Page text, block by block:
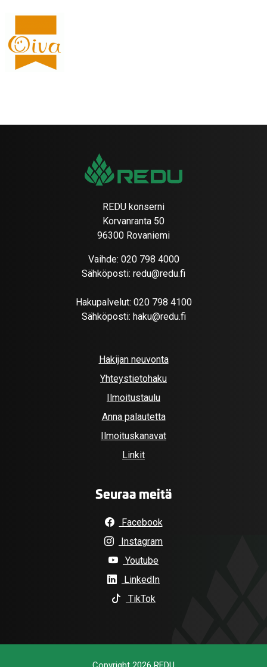
REDU konserni
Korvanranta 50
96300 Rovaniemi
Vaihde: 020 798 4000
Sähköposti: redu@redu.fi
Hakupalvelut: 020 798 4100
Sähköposti: haku@redu.fi
Hakijan neuvonta
Yhteystietohaku
Ilmoitustaulu
Anna palautetta
Ilmoituskanavat
Linkit
Seuraa meitä
Facebook
Instagram
Youtube
LinkedIn
TikTok